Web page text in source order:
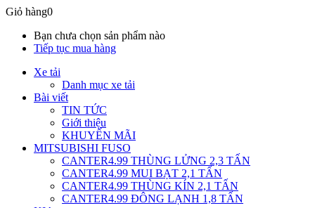
Giỏ hàng0
Bạn chưa chọn sản phẩm nào
Tiếp tục mua hàng
Xe tải
Danh mục xe tải
Bài viết
TIN TỨC
Giới thiệu
KHUYẾN MÃI
MITSUBISHI FUSO
CANTER4.99 THÙNG LỬNG 2,3 TẤN
CANTER4.99 MUI BẠT 2,1 TẤN
CANTER4.99 THÙNG KÍN 2,1 TẤN
CANTER4.99 ĐÔNG LẠNH 1,8 TẤN